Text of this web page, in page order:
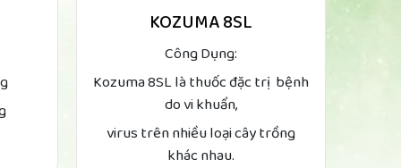
KOZUMA 8SL
Công Dụng:
Kozuma 8SL là thuốc đặc trị bệnh
do vi khuẩn,
virus trên nhiều loại cây trồng
khác nhau.